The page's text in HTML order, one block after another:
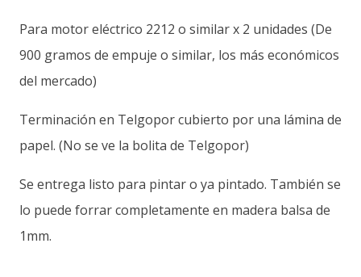
Para motor eléctrico 2212 o similar x 2 unidades (De
900 gramos de empuje o similar, los más económicos
del mercado)
Terminación en Telgopor cubierto por una lámina de
papel. (No se ve la bolita de Telgopor)
Se entrega listo para pintar o ya pintado. También se
lo puede forrar completamente en madera balsa de
1mm.